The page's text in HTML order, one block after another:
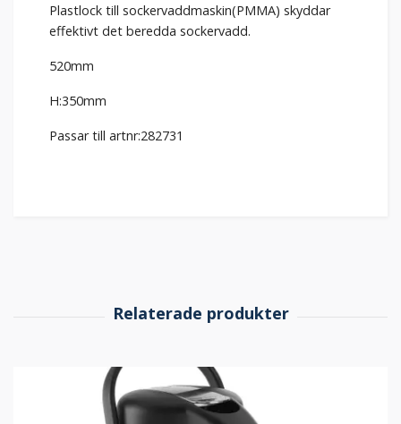
Plastlock till sockervaddmaskin(PMMA) skyddar
effektivt det beredda sockervadd.
520mm
H:350mm
Passar till artnr:282731